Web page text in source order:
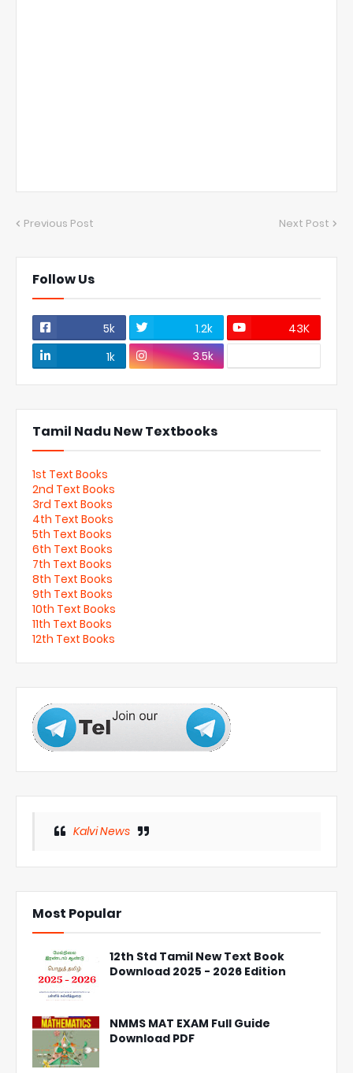
Previous Post Next Post
Follow Us
5k 1.2k
43K
1k
3.5k
Tamil Nadu New Textbooks
1st Text Books
2nd Text Books
3rd Text Books
4th Text Books
5th Text Books
6th Text Books
7th Text Books
8th Text Books
9th Text Books
10th Text Books
11th Text Books
12th Text Books
Kalvi News
Most Popular
12th Std Tamil New Text Book
Download 2025 - 2026 Edition
NMMS MAT EXAM Full Guide
Download PDF